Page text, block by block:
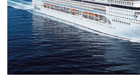
– Klubi bērniem un pusaudžiem